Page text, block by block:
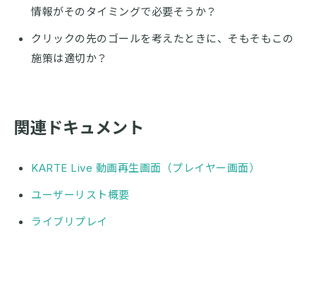
情報がそのタイミングで必要そうか？
クリックの先のゴールを考えたときに、そもそもこの
施策は適切か？
関連ドキュメント
KARTE Live 動画再生画面（プレイヤー画面）
ユーザーリスト概要
ライブリプレイ